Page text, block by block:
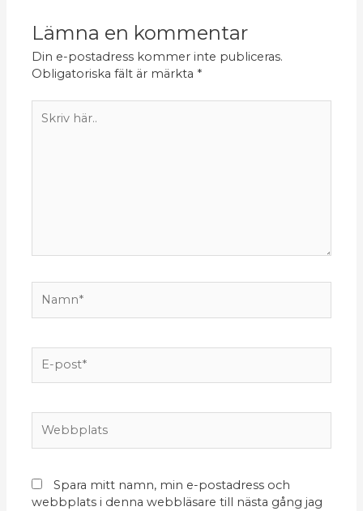
Lämna en kommentar
Din e-postadress kommer inte publiceras.
Obligatoriska fält är märkta *
här..
post*
Spara mitt namn, min e-postadress och
webbplats i denna webbläsare till nästa gång jag